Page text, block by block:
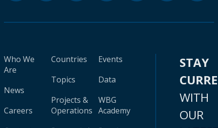
Who We
Are
News
Careers
Countries
Topics
Projects &
Operations
Events
Data
WBG
Academy
STAY
WITH
OUR